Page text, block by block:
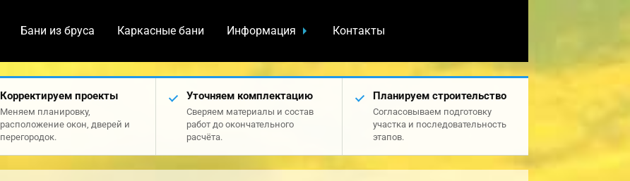
Бани из бруса Каркасные бани Информация Контакты
Корректируем проекты
Меняем планировку,
расположение окон, дверей и
перегородок.
Уточняем комплектацию
Сверяем материалы и состав
работ до окончательного
расчёта.
Планируем строительство
Согласовываем подготовку
участка и последовательность
этапов.